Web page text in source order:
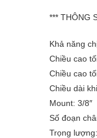
*** THÔNG
Khả năng
Chiều cao
Chiều cao
Chiều dài
Mount: 3/8″
Số đoạn
Trọng